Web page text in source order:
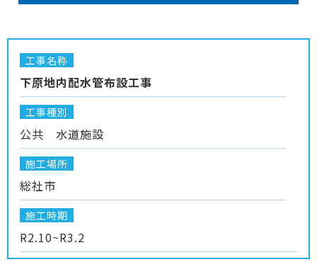
工事名称
下原地内配水管布設工事
工事種別
公共 水道施設
施工場所
総社市
施工時期
R2.10~R3.2